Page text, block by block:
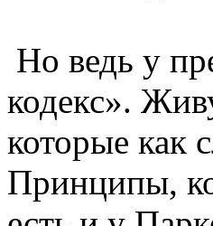
Но ведь у
кодекс».
которые как
Принципы,